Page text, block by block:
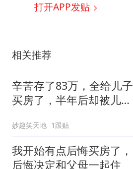
打开APP发贴
相关推荐
辛苦存了83万，全给儿子
买房了，半年后却被儿媳
妙趣笑天地 1跟贴
我开始有点后悔买房了，
后悔决定和父母一起住